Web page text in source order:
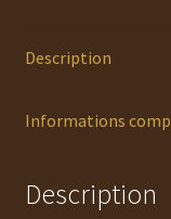
Description
Informations
Description